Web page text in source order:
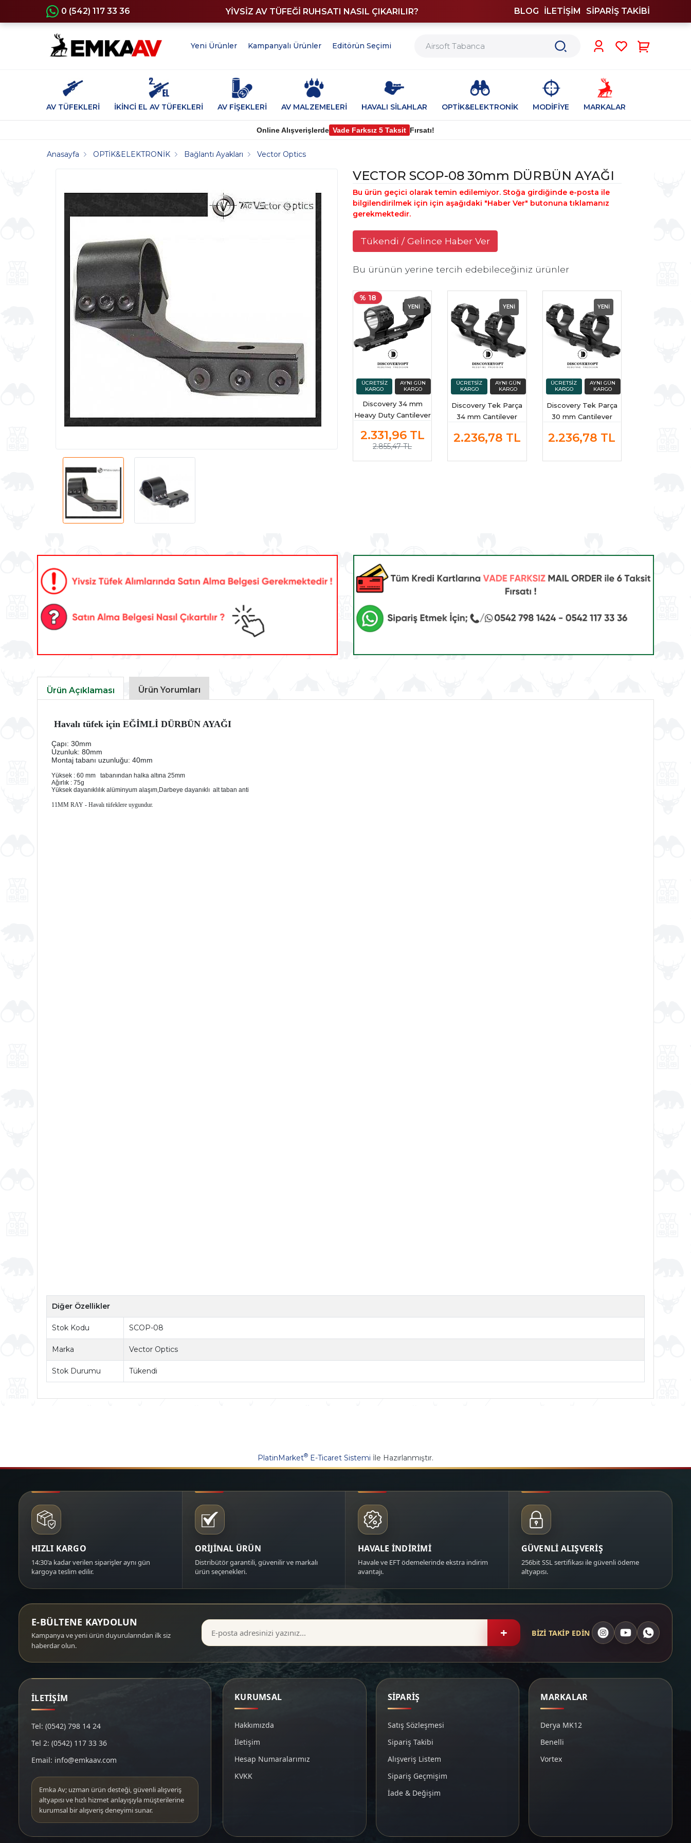
0 (542) 117 33 36 YİVSİZ AV TÜFEĞİ RUHSATI NASIL ÇIKARILIR? BLOG İLETİŞİM SİPARİŞ TAKİBİ
Yeni Ürünler Kampanyalı Ürünler Editörün Seçimi
AV TÜFEKLERİ İKİNCİ EL AV TÜFEKLERİ AV FİŞEKLERİ AV MALZEMELERİ HAVALI SİLAHLAR OPTİK&ELEKTRONİK MODİFİYE MARKALAR
Online Alışverişlerde Vade Farksız 5 Taksit Fırsatı!
Anasayfa OPTİK&ELEKTRONİK Bağlantı Ayakları Vector Optics
VECTOR SCOP-08 30mm DÜRBÜN AYAĞI
Bu ürün geçici olarak temin edilemiyor. Stoğa girdiğinde e-posta ile
bilgilendirilmek için için aşağıdaki "Haber Ver" butonuna tıklamanız
gerekmektedir.
Tükendi / Gelince Haber Ver
Bu ürünün yerine tercih edebileceğiniz ürünler
% 18
YENİ
Discovery 34 mm
Heavy Duty Cantilever
Dürbün Ayağı
2.331,96 TL
2.855,47 TL
YENİ
Discovery Tek Parça
34 mm Cantilever
2.236,78 TL
YENİ
Discovery Tek Parça
30 mm Cantilever
2.236,78 TL
Ürün Açıklaması Ürün Yorumları
Havalı tüfek için EĞİMLİ DÜRBÜN AYAĞI
Çapı: 30mm
Uzunluk: 80mm
Montaj tabanı uzunluğu: 40mm
Yüksek : 60 mm   tabanından halka altına 25mm
Ağırlık : 75g
Yüksek dayanıklılık alüminyum alaşım,Darbeye dayanıklı  alt taban anti
11MM RAY - Havalı tüfeklere uygundur.
Diğer Özellikler
Stok Kodu SCOP-08
Marka Vector Optics
Stok Durumu Tükendi
PlatinMarket® E-Ticaret Sistemi İle Hazırlanmıştır.
HIZLI KARGO
14:30'a kadar verilen siparişler aynı gün
kargoya teslim edilir.
ORİJİNAL ÜRÜN
Distribütör garantili, güvenilir ve markalı
ürün seçenekleri.
HAVALE İNDİRİMİ
Havale ve EFT ödemelerinde ekstra indirim
avantajı.
GÜVENLİ ALIŞVERİŞ
256bit SSL sertifikası ile güvenli ödeme
altyapısı.
E-BÜLTENE KAYDOLUN
Kampanya ve yeni ürün duyurularından ilk siz
haberdar olun.
+ BİZİ TAKİP EDİN
İLETİŞİM
Tel: (0542) 798 14 24
Tel 2: (0542) 117 33 36
Email: info@emkaav.com
Emka Av; uzman ürün desteği, güvenli alışveriş
altyapısı ve hızlı hizmet anlayışıyla müşterilerine
kurumsal bir alışveriş deneyimi sunar.
KURUMSAL
Hakkımızda
İletişim
Hesap Numaralarımız
KVKK
SİPARİŞ
Satış Sözleşmesi
Sipariş Takibi
Alışveriş Listem
Sipariş Geçmişim
İade & Değişim
MARKALAR
Derya MK12
Benelli
Vortex